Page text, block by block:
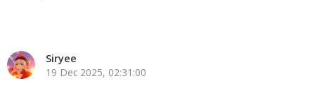
Siryee
19 Dec 2025, 02:31:00